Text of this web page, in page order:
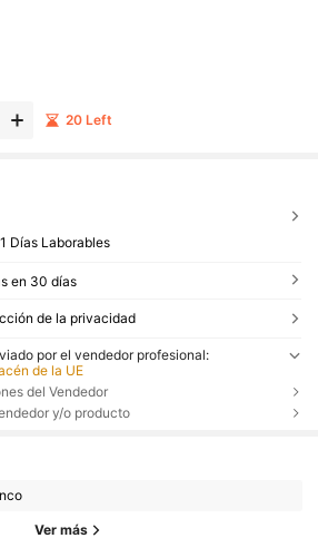
20 Left
Días Laborables
en 30 días
de la privacidad
por el vendedor profesional:
de la UE
del Vendedor
y/o producto
Ver más